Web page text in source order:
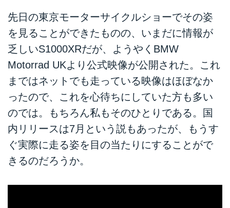
先日の東京モーターサイクルショーでその姿
を見ることができたものの、いまだに情報が
乏しいS1000XRだが、ようやくBMW
Motorrad UKより公式映像が公開された。これ
まではネットでも走っている映像はほぼなか
ったので、これを心待ちにしていた方も多い
のでは。もちろん私もそのひとりである。国
内リリースは7月という説もあったが、もうす
ぐ実際に走る姿を目の当たりにすることがで
きるのだろうか。